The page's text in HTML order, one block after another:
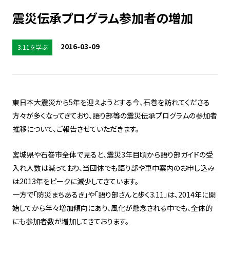
震災伝承プログラム参加者の増加
3.11を学ぶ 2016-03-09
東日本大震災から5年を迎えようとする今、石巻を訪れてくださる
方々が多くなってきており、語り部等の震災伝承プログラムの参加者
推移について、ご報告させていただきます。
宮城県や石巻市全体で見ると、震災3年目頃から語り部ガイドの受
入れ人数は減っており、当団体でも語り部や車中案内のお申し込み
は2013年をピークに減少してきています。
一方で「防災まちあるき」や「語り部さんと歩く3.11」は、2014年に開
始してから年々増加傾向にあり、風化が懸念される中でも、全体的
にも参加者数が増加してきております。